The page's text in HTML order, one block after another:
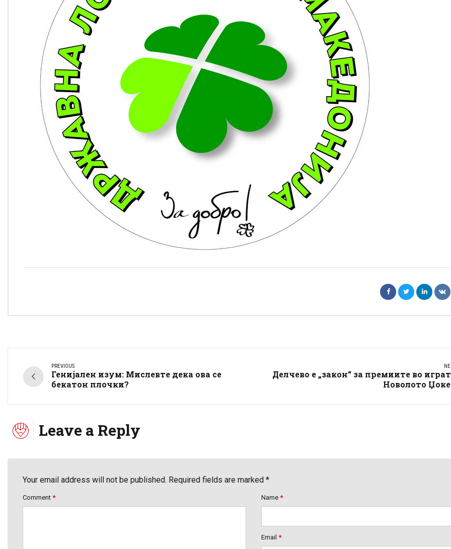
PREVIOUS
Генијален изум: Мислевте дека ова се
бекатон плочки?
Делчево е „закон“ за премиите во
Новолото
Leave a Reply
Your email address will not be published. Required fields are marked *
Comment * Name *
Email *